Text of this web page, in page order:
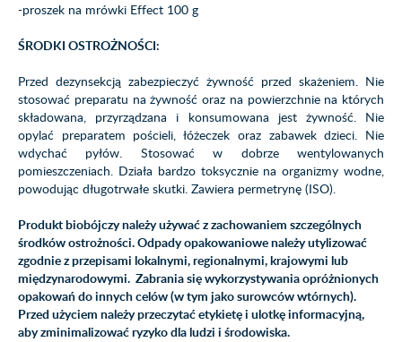
-proszek na mrówki Effect 100 g
ŚRODKI OSTROŻNOŚCI:
Przed dezynsekcją zabezpieczyć żywność przed skażeniem. Nie
stosować preparatu na żywność oraz na powierzchnie na których
składowana, przyrządzana i konsumowana jest żywność. Nie
opylać preparatem pościeli, łóżeczek oraz zabawek dzieci. Nie
wdychać pyłów. Stosować w dobrze wentylowanych
pomieszczeniach. Działa bardzo toksycznie na organizmy wodne,
powodując długotrwałe skutki. Zawiera permetrynę (ISO).
Produkt biobójczy należy używać z zachowaniem szczególnych
środków ostrożności. Odpady opakowaniowe należy utylizować
zgodnie z przepisami lokalnymi, regionalnymi, krajowymi lub
międzynarodowymi. Zabrania się wykorzystywania opróżnionych
opakowań do innych celów (w tym jako surowców wtórnych).
Przed użyciem należy przeczytać etykietę i ulotkę informacyjną,
aby zminimalizować ryzyko dla ludzi i środowiska.